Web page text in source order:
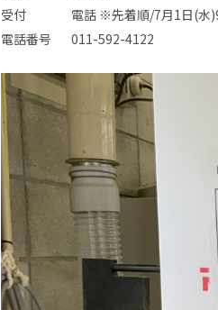
受付
電話 ※先着順/7月1日(水
電話番号
011-592-4122